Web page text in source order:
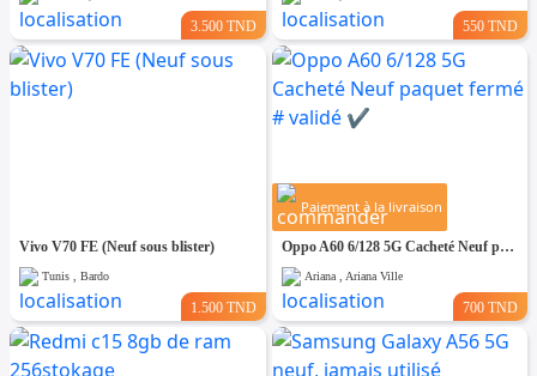
3.500 TND 550 TND
Vivo V70 FE (Neuf sous blister)
Tunis , Bardo
1.500 TND
Paiement à la livraison
Oppo A60 6/128 5G Cacheté Neuf paquet fermé # validé ✔️
Ariana , Ariana Ville
700 TND